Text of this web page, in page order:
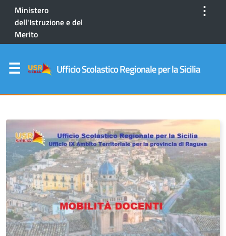
Ministero
dell'Istruzione e del
Merito
⋮
Ufficio Scolastico Regionale per la Sicilia